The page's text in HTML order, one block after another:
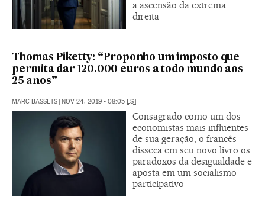
a ascensão da extrema
direita
Thomas Piketty: “Proponho um imposto que
permita dar 120.000 euros a todo mundo aos
25 anos”
MARC BASSETS | NOV 24, 2019 - 08:05 EST
Consagrado como um dos
economistas mais influentes
de sua geração, o francês
disseca em seu novo livro os
paradoxos da desigualdade e
aposta em um socialismo
participativo